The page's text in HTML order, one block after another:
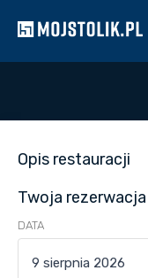
Opis restauracji
Twoja rezerwacja
DATA